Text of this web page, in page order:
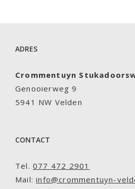
ADRES
Crommentuyn
Genooierweg 9
5941 NW Velden
CONTACT
Tel. 077 472 2901
Mail:info@crommentuyn-